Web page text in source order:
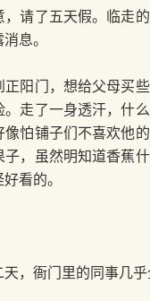
了五天假。临走的
息。
门，想给父母买些
。走了一身透汗，什
像怕铺子们不喜欢他
，虽然明知道香蕉
看的。
衙门里的同事几乎